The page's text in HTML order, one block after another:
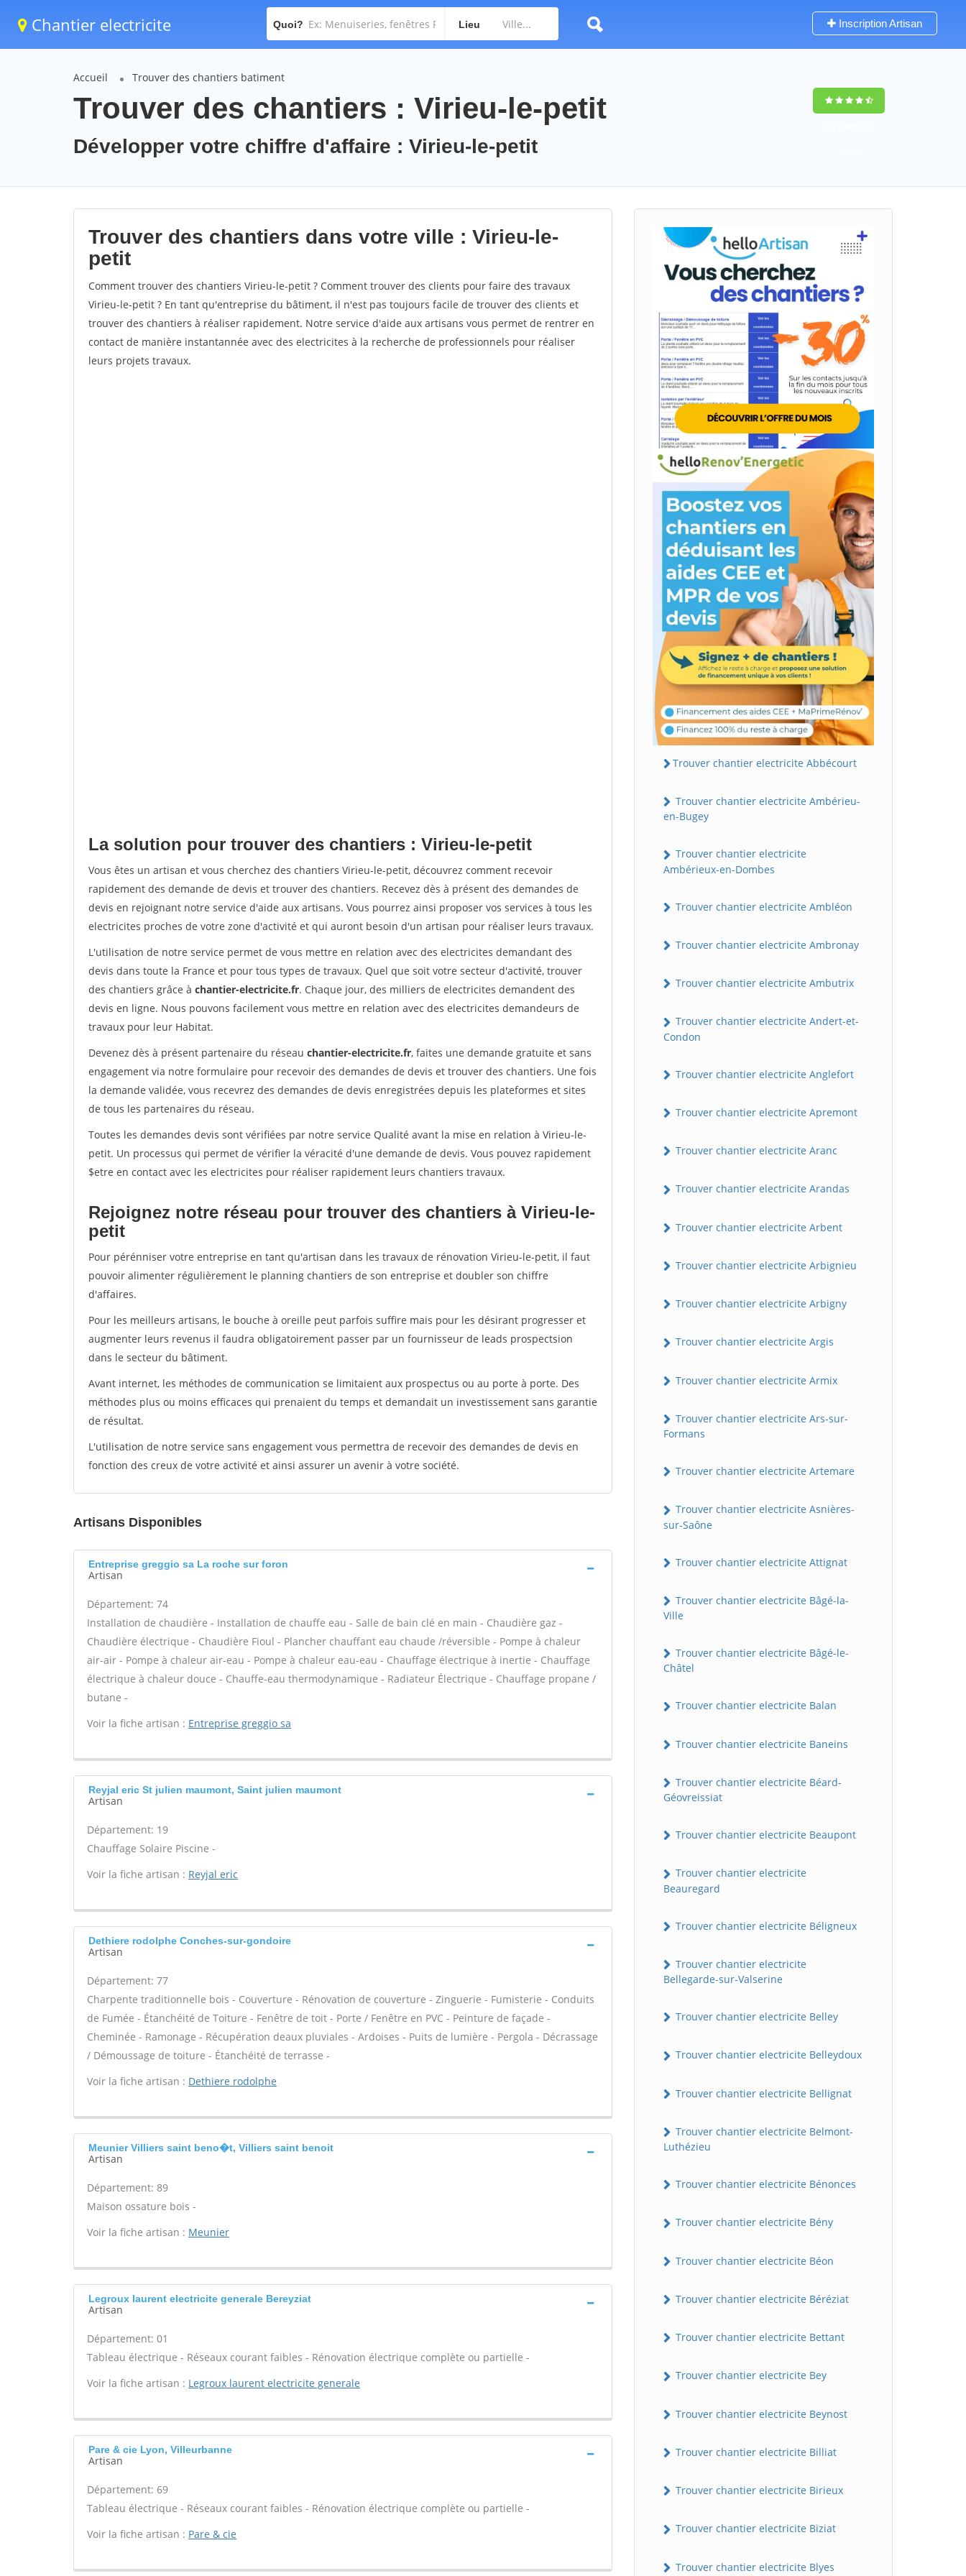
Chantier electricite Quoi? Lieu Inscription Artisan
Accueil Trouver des chantiers batiment
Trouver des chantiers : Virieu-le-petit
Développer votre chiffre d'affaire : Virieu-le-petit
Trouver des chantiers dans votre ville : Virieu-le-
petit
Comment trouver des chantiers Virieu-le-petit ? Comment trouver des clients pour faire des travaux
Virieu-le-petit ? En tant qu'entreprise du bâtiment, il n'est pas toujours facile de trouver des clients et
trouver des chantiers à réaliser rapidement. Notre service d'aide aux artisans vous permet de rentrer en
contact de manière instantannée avec des electricites à la recherche de professionnels pour réaliser
leurs projets travaux.
La solution pour trouver des chantiers : Virieu-le-petit
Vous êtes un artisan et vous cherchez des chantiers Virieu-le-petit, découvrez comment recevoir
rapidement des demande de devis et trouver des chantiers. Recevez dès à présent des demandes de
devis en rejoignant notre service d'aide aux artisans. Vous pourrez ainsi proposer vos services à tous les
electricites proches de votre zone d'activité et qui auront besoin d'un artisan pour réaliser leurs travaux.
L'utilisation de notre service permet de vous mettre en relation avec des electricites demandant des
devis dans toute la France et pour tous types de travaux. Quel que soit votre secteur d'activité, trouver
des chantiers grâce à chantier-electricite.fr. Chaque jour, des milliers de electricites demandent des
devis en ligne. Nous pouvons facilement vous mettre en relation avec des electricites demandeurs de
travaux pour leur Habitat.
Devenez dès à présent partenaire du réseau chantier-electricite.fr, faites une demande gratuite et sans
engagement via notre formulaire pour recevoir des demandes de devis et trouver des chantiers. Une fois
la demande validée, vous recevrez des demandes de devis enregistrées depuis les plateformes et sites
de tous les partenaires du réseau.
Toutes les demandes devis sont vérifiées par notre service Qualité avant la mise en relation à Virieu-le-
petit. Un processus qui permet de vérifier la véracité d'une demande de devis. Vous pouvez rapidement
$etre en contact avec les electricites pour réaliser rapidement leurs chantiers travaux.
Rejoignez notre réseau pour trouver des chantiers à Virieu-le-
petit
Pour pérénniser votre entreprise en tant qu'artisan dans les travaux de rénovation Virieu-le-petit, il faut
pouvoir alimenter régulièrement le planning chantiers de son entreprise et doubler son chiffre
d'affaires.
Pour les meilleurs artisans, le bouche à oreille peut parfois suffire mais pour les désirant progresser et
augmenter leurs revenus il faudra obligatoirement passer par un fournisseur de leads prospectsion
dans le secteur du bâtiment.
Avant internet, les méthodes de communication se limitaient aux prospectus ou au porte à porte. Des
méthodes plus ou moins efficaces qui prenaient du temps et demandait un investissement sans garantie
de résultat.
L'utilisation de notre service sans engagement vous permettra de recevoir des demandes de devis en
fonction des creux de votre activité et ainsi assurer un avenir à votre société.
Artisans Disponibles
Entreprise greggio sa La roche sur foron
Artisan
Département: 74
Installation de chaudière - Installation de chauffe eau - Salle de bain clé en main - Chaudière gaz -
Chaudière électrique - Chaudière Fioul - Plancher chauffant eau chaude /réversible - Pompe à chaleur
air-air - Pompe à chaleur air-eau - Pompe à chaleur eau-eau - Chauffage électrique à inertie - Chauffage
électrique à chaleur douce - Chauffe-eau thermodynamique - Radiateur Électrique - Chauffage propane /
butane -
Voir la fiche artisan : Entreprise greggio sa
Reyjal eric St julien maumont, Saint julien maumont
Artisan
Département: 19
Chauffage Solaire Piscine -
Voir la fiche artisan : Reyjal eric
Dethiere rodolphe Conches-sur-gondoire
Artisan
Département: 77
Charpente traditionnelle bois - Couverture - Rénovation de couverture - Zinguerie - Fumisterie - Conduits
de Fumée - Étanchéité de Toiture - Fenêtre de toit - Porte / Fenêtre en PVC - Peinture de façade -
Cheminée - Ramonage - Récupération deaux pluviales - Ardoises - Puits de lumière - Pergola - Décrassage
/ Démoussage de toiture - Étanchéité de terrasse -
Voir la fiche artisan : Dethiere rodolphe
Meunier Villiers saint beno�t, Villiers saint benoit
Artisan
Département: 89
Maison ossature bois -
Voir la fiche artisan : Meunier
Legroux laurent electricite generale Bereyziat
Artisan
Département: 01
Tableau électrique - Réseaux courant faibles - Rénovation électrique complète ou partielle -
Voir la fiche artisan : Legroux laurent electricite generale
Pare & cie Lyon, Villeurbanne
Artisan
Département: 69
Tableau électrique - Réseaux courant faibles - Rénovation électrique complète ou partielle -
Voir la fiche artisan : Pare & cie
Trouver chantier electricite Abbécourt
Trouver chantier electricite Ambérieu-
en-Bugey
Trouver chantier electricite
Ambérieux-en-Dombes
Trouver chantier electricite Ambléon
Trouver chantier electricite Ambronay
Trouver chantier electricite Ambutrix
Trouver chantier electricite Andert-et-
Condon
Trouver chantier electricite Anglefort
Trouver chantier electricite Apremont
Trouver chantier electricite Aranc
Trouver chantier electricite Arandas
Trouver chantier electricite Arbent
Trouver chantier electricite Arbignieu
Trouver chantier electricite Arbigny
Trouver chantier electricite Argis
Trouver chantier electricite Armix
Trouver chantier electricite Ars-sur-
Formans
Trouver chantier electricite Artemare
Trouver chantier electricite Asnières-
sur-Saône
Trouver chantier electricite Attignat
Trouver chantier electricite Bâgé-la-
Ville
Trouver chantier electricite Bâgé-le-
Châtel
Trouver chantier electricite Balan
Trouver chantier electricite Baneins
Trouver chantier electricite Béard-
Géovreissiat
Trouver chantier electricite Beaupont
Trouver chantier electricite
Beauregard
Trouver chantier electricite Béligneux
Trouver chantier electricite
Bellegarde-sur-Valserine
Trouver chantier electricite Belley
Trouver chantier electricite Belleydoux
Trouver chantier electricite Bellignat
Trouver chantier electricite Belmont-
Luthézieu
Trouver chantier electricite Bénonces
Trouver chantier electricite Bény
Trouver chantier electricite Béon
Trouver chantier electricite Béréziat
Trouver chantier electricite Bettant
Trouver chantier electricite Bey
Trouver chantier electricite Beynost
Trouver chantier electricite Billiat
Trouver chantier electricite Birieux
Trouver chantier electricite Biziat
Trouver chantier electricite Blyes